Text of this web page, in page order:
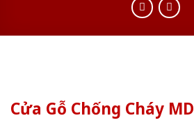
Cửa Gỗ Chống Cháy